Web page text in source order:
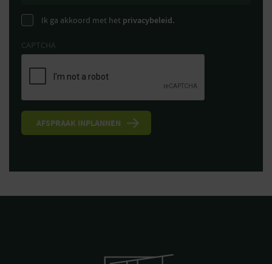
Ik ga akkoord met het privacybeleid.
CAPTCHA